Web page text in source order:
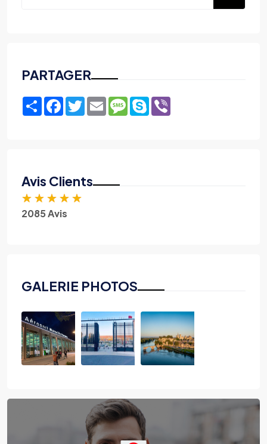
PARTAGER
ShareFacebook
TwitterEmailMessage
Skype
Avis Clients
★ ★ ★ ★ ★
2085 Avis
GALERIE PHOTOS